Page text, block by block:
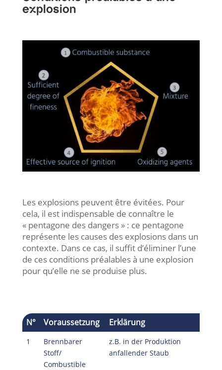
explosion
Les explosions peuvent être évitées. Pour
cela, il est indispensable de connaître le
« pentagone des dangers » : ce pentagone
représente les causes des explosions dans un
contexte. Dans ce cas, il suffit d’éliminer l’une
de ces conditions préalables à une explosion
pour qu’elle ne se produise plus.
N° Voraussetzung Erklärung
1
Brennbarer
Stoff/
Combustible
z.B. in der Produktion
anfallender Staub